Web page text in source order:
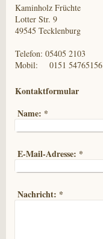
Kaminholz Früchte
Lotter Str. 9
49545 Tecklenburg
Telefon: 05405 2103
Mobil: 0151 54765156
Kontaktformular
Name: *
E-Mail-Adresse: *
Nachricht: *